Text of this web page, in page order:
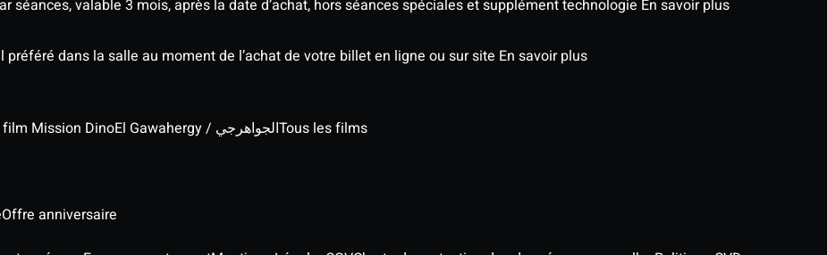
séances, valable 3 mois, après la date d’achat, hors séances spéciales et supplément technologie En savoir plus
dans la salle au moment de l’achat de votre billet en ligne ou sur site En savoir plus
Mission Dino El Gawahergy / الجواهرجيTous les films
Offre anniversaire